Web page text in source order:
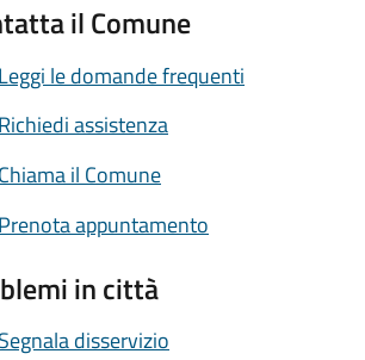
il Comune
le domande frequenti
assistenza
il Comune
appuntamento
in città
disservizio